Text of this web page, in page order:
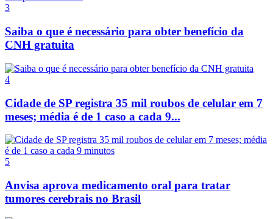
3
Saiba o que é necessário para obter benefício da
CNH gratuita
4
Cidade de SP registra 35 mil roubos de celular em 7
meses; média é de 1 caso a cada 9...
5
Anvisa aprova medicamento oral para tratar
tumores cerebrais no Brasil